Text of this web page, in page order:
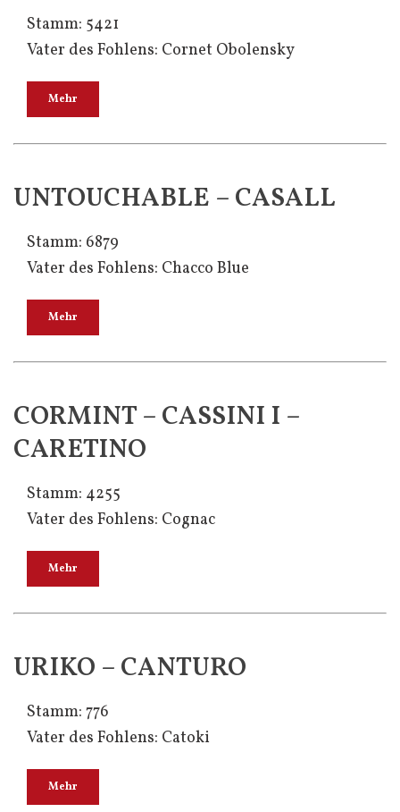
Stamm: 5421
Vater des Fohlens: Cornet Obolensky
Mehr
UNTOUCHABLE – CASALL
Stamm: 6879
Vater des Fohlens: Chacco Blue
Mehr
CORMINT – CASSINI I –
CARETINO
Stamm: 4255
Vater des Fohlens: Cognac
Mehr
URIKO – CANTURO
Stamm: 776
Vater des Fohlens: Catoki
Mehr